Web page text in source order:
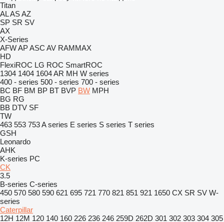
Titan
ALASAZ
SP SR SV
AX
X-Series
AFWAPASC AV RAMMAX
HD
FlexiROC LG ROC SmartROC
1304 1404 1604AR MH W series
400 - series 500 - series 700 - series
BC BF BM BP BT BVP BW MPH
BG RG
BB DTV SF
TW
463 553 753A series E series S series T series
GSH
Leonardo
AHK
K-series PC
CK
3.5
B-series C-series
450 570 580 590 621 695 721 770 821 851 921 1650 CX SR SV W-
series
Caterpillar
12H 12M 120 140 160 226 236 246 259D 262D 301 302 303 304 305